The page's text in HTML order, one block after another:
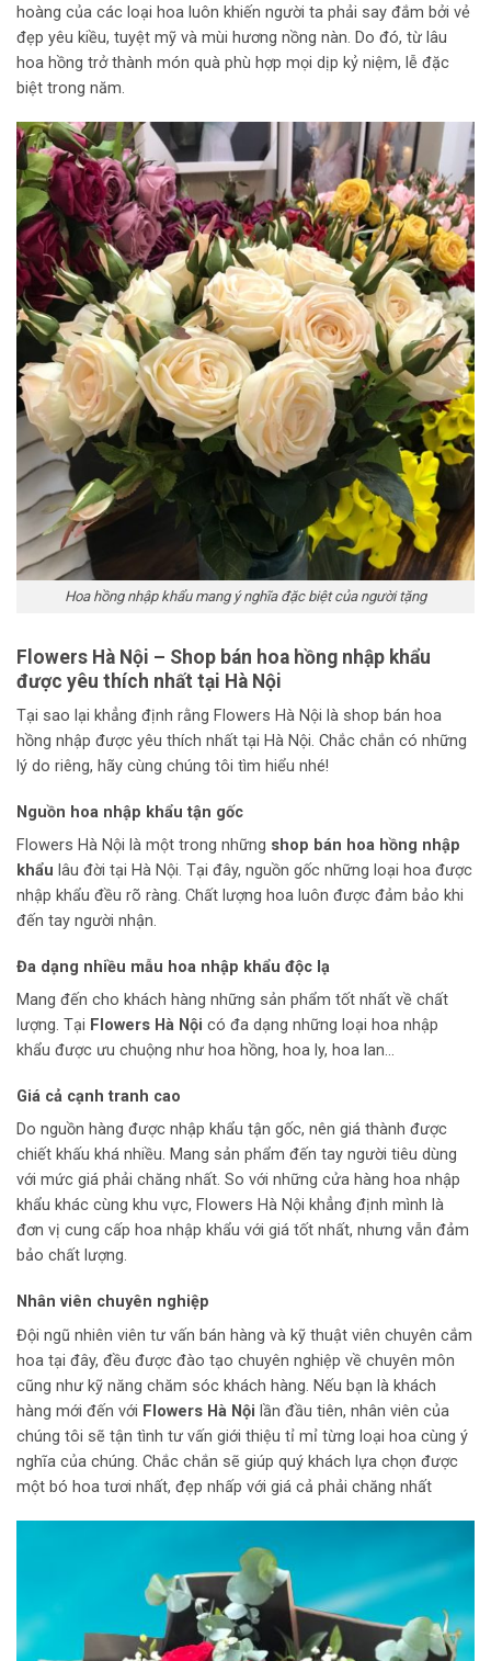
hoàng của các loại hoa luôn khiến người ta phải say đắm bởi vẻ
đẹp yêu kiều, tuyệt mỹ và mùi hương nồng nàn. Do đó, từ lâu
hoa hồng trở thành món quà phù hợp mọi dịp kỷ niệm, lễ đặc
biệt trong năm.
Hoa hồng nhập khẩu mang ý nghĩa đặc biệt của người tặng
Flowers Hà Nội – Shop bán hoa hồng nhập khẩu
được yêu thích nhất tại Hà Nội
Tại sao lại khẳng định rằng Flowers Hà Nội là shop bán hoa
hồng nhập được yêu thích nhất tại Hà Nội. Chắc chắn có những
lý do riêng, hãy cùng chúng tôi tìm hiểu nhé!
Nguồn hoa nhập khẩu tận gốc
Flowers Hà Nội là một trong những shop bán hoa hồng nhập
khẩu lâu đời tại Hà Nội. Tại đây, nguồn gốc những loại hoa được
nhập khẩu đều rõ ràng. Chất lượng hoa luôn được đảm bảo khi
đến tay người nhận.
Đa dạng nhiều mẫu hoa nhập khẩu độc lạ
Mang đến cho khách hàng những sản phẩm tốt nhất về chất
lượng. Tại Flowers Hà Nội có đa dạng những loại hoa nhập
khẩu được ưu chuộng như hoa hồng, hoa ly, hoa lan…
Giá cả cạnh tranh cao
Do nguồn hàng được nhập khẩu tận gốc, nên giá thành được
chiết khấu khá nhiều. Mang sản phẩm đến tay người tiêu dùng
với mức giá phải chăng nhất. So với những cửa hàng hoa nhập
khẩu khác cùng khu vực, Flowers Hà Nội khẳng định mình là
đơn vị cung cấp hoa nhập khẩu với giá tốt nhất, nhưng vẫn đảm
bảo chất lượng.
Nhân viên chuyên nghiệp
Đội ngũ nhiên viên tư vấn bán hàng và kỹ thuật viên chuyên cắm
hoa tại đây, đều được đào tạo chuyên nghiệp về chuyên môn
cũng như kỹ năng chăm sóc khách hàng. Nếu bạn là khách
hàng mới đến với Flowers Hà Nội lần đầu tiên, nhân viên của
chúng tôi sẽ tận tình tư vấn giới thiệu tỉ mỉ từng loại hoa cùng ý
nghĩa của chúng. Chắc chắn sẽ giúp quý khách lựa chọn được
một bó hoa tươi nhất, đẹp nhấp với giá cả phải chăng nhất